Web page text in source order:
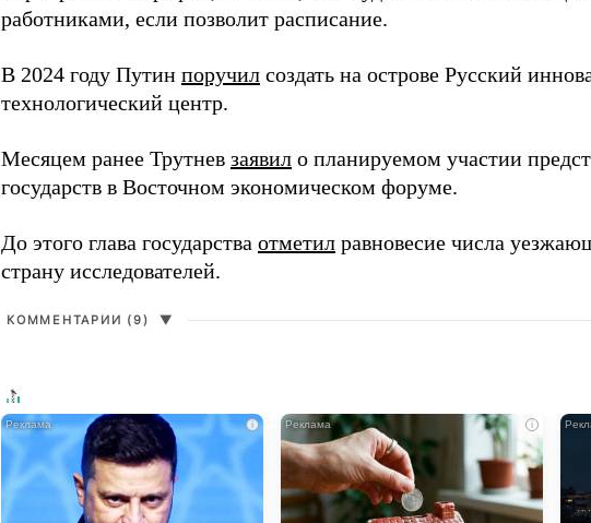
работниками, если позволит расписание.
В 2024 году Путин поручил создать на острове Русский
технологический центр.
Месяцем ранее Трутнев заявил о планируемом участии
государств в Восточном экономическом форуме.
До этого глава государства отметил равновесие числа
страну исследователей.
КОММЕНТАРИИ (9) ▼
i i